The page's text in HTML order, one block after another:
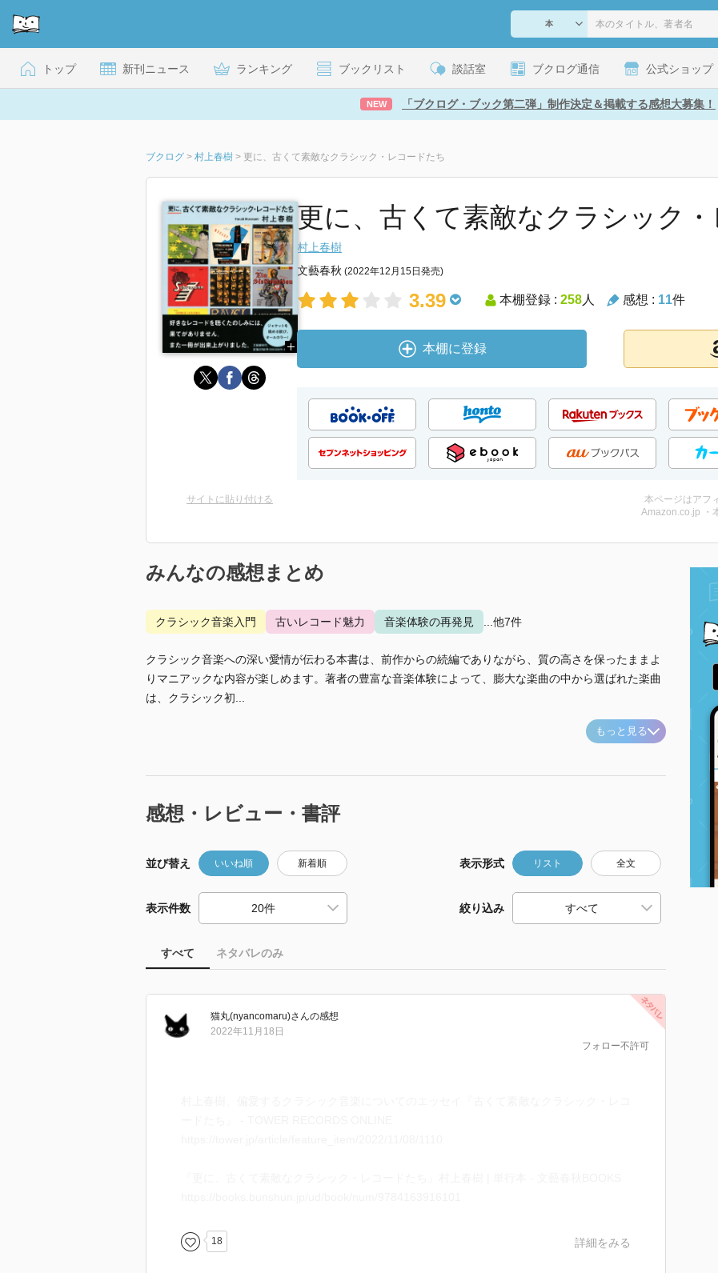
トップ 新刊ニュース ランキング ブックリスト 談話室 ブクログ通信 公式ショップ
NEW 「ブクログ・ブック第二弾」制作決定＆掲載する感想大募集！
ブクログ > 村上春樹 > 更に、古くて素敵なクラシック・レコードたち
更に、古くて素敵なクラシック
村上春樹
文藝春秋 (2022年12月15日発売)
3.39 本棚登録 : 258人 感想 : 11件
本棚に登録
サイトに貼り付ける
本ページはアフ
Amazon.co.jp ・
みんなの感想まとめ
クラシック音楽入門 古いレコード魅力 音楽体験の再発見 ...他7件
クラシック音楽への深い愛情が伝わる本書は、前作からの続編でありながら、質の高さを保ったままよ
りマニアックな内容が楽しめます。著者の豊富な音楽体験によって、膨大な楽曲の中から選ばれた楽曲
は、クラシック初...
もっと見る
感想・レビュー・書評
並び替え いいね順 新着順 表示形式 リスト 全文
表示件数 絞り込み
すべて ネタバレのみ
猫丸(nyancomaru)さんの感想
フォロー不許可
2022年11月18日
18 詳細をみる